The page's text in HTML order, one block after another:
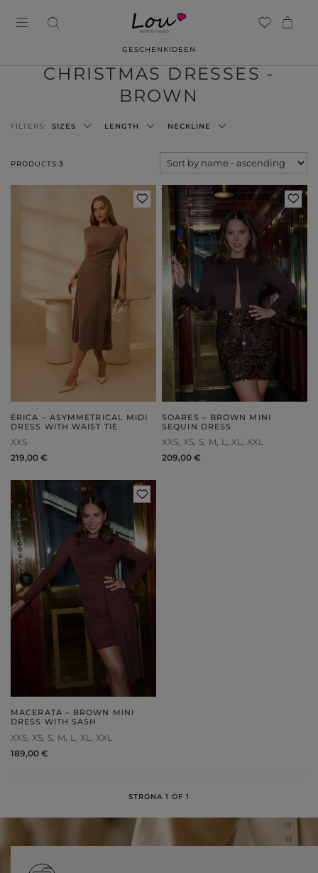
GESCHENKIDEEN
CHRISTMAS DRESSES -
BROWN
PRODUCTS:3
FILTERS: SIZES LENGTH NECKLINE
ERICA – ASYMMETRICAL MIDI
DRESS WITH WAIST TIE
XXS
219,00 €
SOARES – BROWN MINI
SEQUIN DRESS
XXS XS S M L XL XXL
209,00 €
MACERATA – BROWN MINI
DRESS WITH SASH
XXS XS S M L XL
XXL
189,00 €
STRONA 1 OF 1